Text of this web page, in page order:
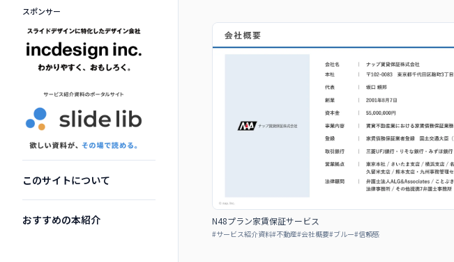
スポンサー
このサイトについて
おすすめの本紹介 N48プラン家賃保証サービス
#サービス紹介資料#不動産#会社概要#ブルー#信頼感